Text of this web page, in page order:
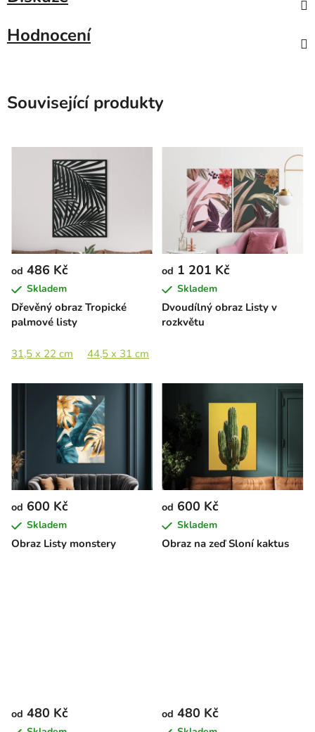
Hodnocení
Související produkty
Dřevěný obraz Tropické
palmové listy
od 486 Kč
Skladem
31,5 x 22 cm 44,5 x 31 cm
Dvoudílný obraz Listy v
rozkvětu
od 1 201 Kč
Skladem
Obraz Listy monstery
od 600 Kč
Skladem
Obraz na zeď Sloní kaktus
od 600 Kč
Skladem
od 480 Kč od 480 Kč